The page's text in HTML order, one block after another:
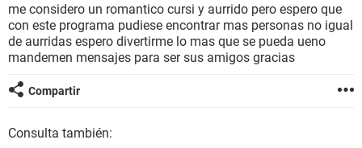
me considero un romantico cursi y aurrido pero espero que
con este programa pudiese encontrar mas personas no igual
de aurridas espero divertirme lo mas que se pueda ueno
mandemen mensajes para ser sus amigos gracias
Compartir
Consulta también: